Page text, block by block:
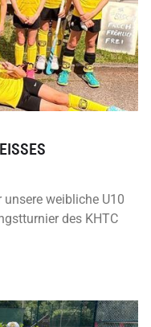
H
weibliche U10
des KHTC